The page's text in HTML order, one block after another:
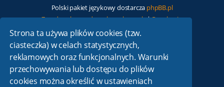
Strona ta używa plików cookies (tzw.
ciasteczka) w celach statystycznych,
reklamowych oraz funkcjonalnych. Warunki
przechowywania lub dostępu do plików
cookies można określić w ustawieniach
Polski pakiet językowy dostarcza phpBB.pl
Zasady ochrony danych osobowych|Regulamin